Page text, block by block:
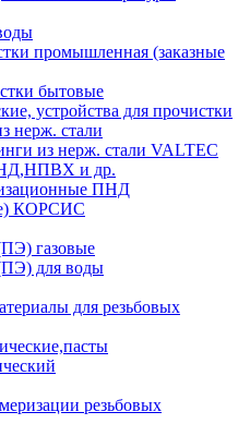
промышленная (заказные
бытовые
устройства для прочистки
нерж. стали
из нерж. стали VALTEC
и др.
ПНД
КОРСИС
газовые
для воды
для резьбовых
резьбовых